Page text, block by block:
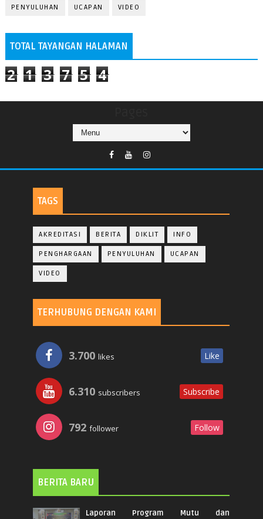
PENYULUHAN UCAPAN VIDEO
TOTAL TAYANGAN HALAMAN
2 1 3 7 5 4
TAGS
AKREDITASI BERITA DIKLIT INFO
PENGHARGAAN PENYULUHAN UCAPAN
VIDEO
TERHUBUNG DENGAN KAMI
3.700 likes Like
6.310 subscribers Subscribe
792 follower Follow
BERITA BARU
Laporan Program Mutu dan